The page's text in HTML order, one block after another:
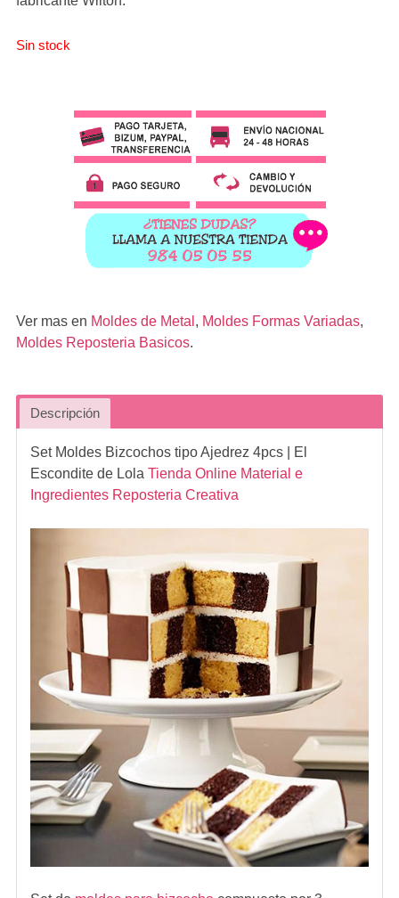
Sin stock
Ver mas en Moldes de Metal , Moldes Formas Variadas,
Moldes Reposteria Basicos.
Descripción
Set Moldes Bizcochos tipo Ajedrez 4pcs| El
Escondite de Lola Tienda Online Material e
Ingredientes Reposteria Creativa